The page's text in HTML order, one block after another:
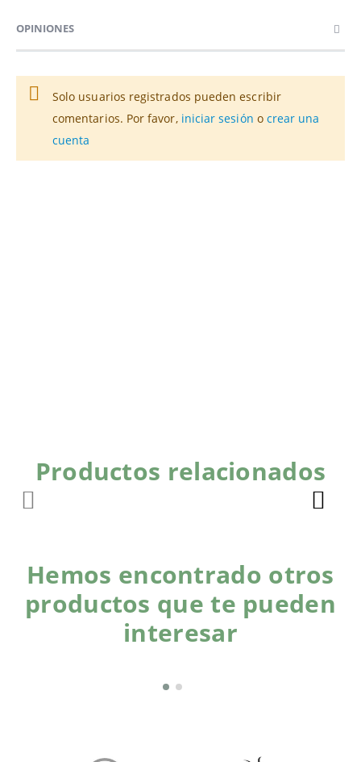
OPINIONES
Solo usuarios registrados pueden escribir
comentarios. Por favor, iniciar sesión o crear una
cuenta
Productos relacionados
Hemos encontrado otros
productos que te pueden
interesar